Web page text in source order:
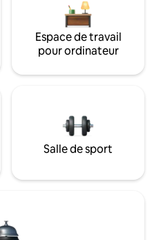
Espace de travail
pour ordinateur
Salle de sport